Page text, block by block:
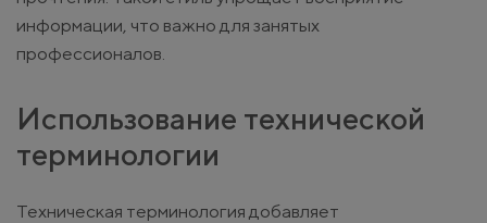
информации, что важно для занятых
профессионалов.
Использование технической
терминологии
Техническая терминология добавляет